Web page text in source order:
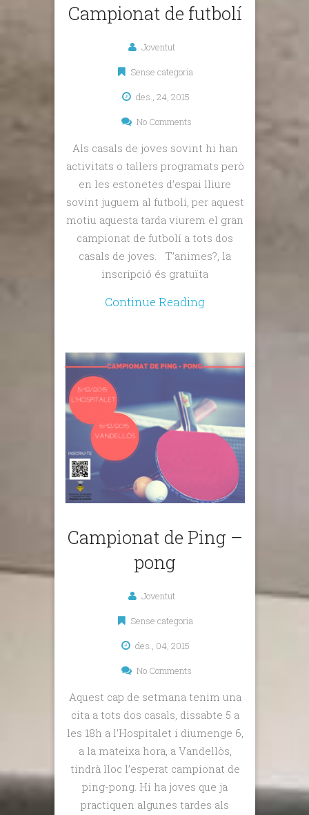
Campionat de futbolí
Joventut
Sense categoria
des., 24, 2015
No Comments
Als casals de joves sovint hi han
activitats o tallers programats però
en les estonetes d’espai lliure
sovint juguem al futbolí, per aquest
motiu aquesta tarda viurem el gran
campionat de futbolí a tots dos
casals de joves. T’animes?, la
inscripció és gratuïta
Continue Reading
Campionat de Ping –
pong
Joventut
Sense categoria
des., 04, 2015
No Comments
Aquest cap de setmana tenim una
cita a tots dos casals, dissabte 5 a
les 18h a l’Hospitalet i diumenge 6,
a la mateixa hora, a Vandellòs,
tindrà lloc l’esperat campionat de
ping-pong. Hi ha joves que ja
practiquen algunes tardes als